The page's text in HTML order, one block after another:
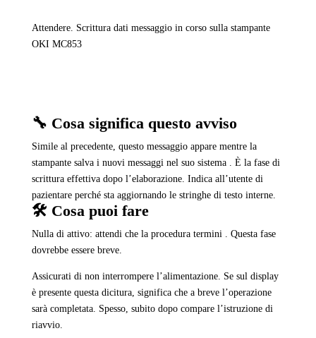
Attendere. Scrittura dati messaggio in corso sulla stampante
OKI MC853
🔧 Cosa significa questo avviso
Simile al precedente, questo messaggio appare mentre la
stampante salva i nuovi messaggi nel suo sistema . È la fase di
scrittura effettiva dopo l’elaborazione. Indica all’utente di
pazientare perché sta aggiornando le stringhe di testo interne.
🛠️ Cosa puoi fare
Nulla di attivo: attendi che la procedura termini . Questa fase
dovrebbe essere breve.
Assicurati di non interrompere l’alimentazione. Se sul display
è presente questa dicitura, significa che a breve l’operazione
sarà completata. Spesso, subito dopo compare l’istruzione di
riavvio.